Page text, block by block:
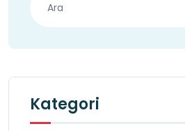
Kategori